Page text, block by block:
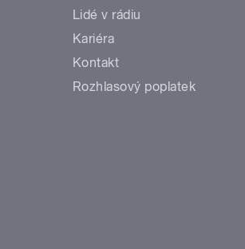
Lidé v rádiu
Kariéra
Kontakt
Rozhlasový poplatek